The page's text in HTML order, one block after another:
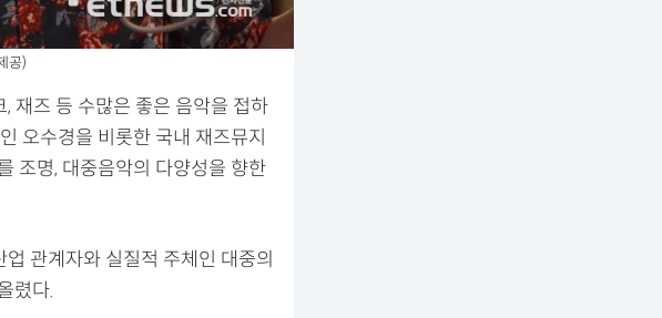
공)
재즈 등 수많은 좋은 음악을 접하
오수경을 비롯한 국내 재즈뮤지
조명, 대중음악의 다양성을 향한
관계자와 실질적 주체인 대중의
렸다.